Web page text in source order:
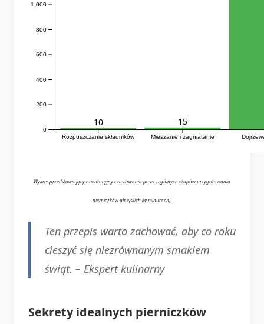
Rozpuszczanie składników Mieszanie i zagniatanie
0
200
400
600
800
1,000
10 15
Wykres przedstawiający orientacyjny czas trwania poszczególnych etapów przygotowania
pierniczków alpejskich (w minutach).
Ten przepis warto zachować, aby co roku
cieszyć się niezrównanym smakiem
świąt. – Ekspert kulinarny
Sekrety idealnych pierniczków